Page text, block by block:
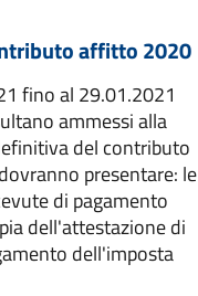
affitto 2020
fino al 29.01.2021
ammessi alla
del contributo
presentare: le
di pagamento
dell'attestazione di
dell'imposta